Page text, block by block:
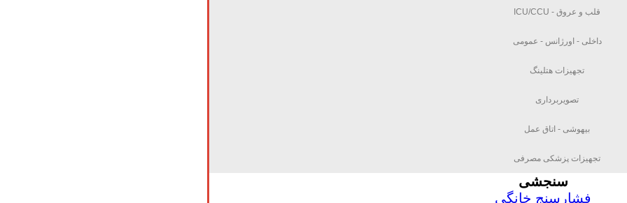
قلب و عروق - ICU/CCU
داخلی - اورژانس - عمومی
تجهیزات هتلینگ
تصویربرداری
بیهوشی - اتاق عمل
تجهیزات پزشکی مصرفی
سنجشی
فشارسنج خانگی